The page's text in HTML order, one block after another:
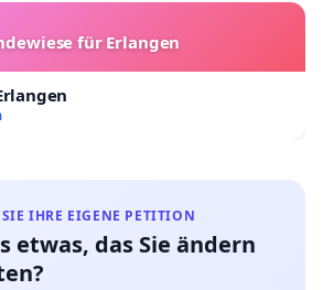
für Erlangen
SIE IHRE EIGENE PETITION
etwas, das Sie ändern